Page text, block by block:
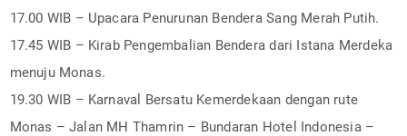
17.00 WIB – Upacara Penurunan Bendera Sang Merah Putih.
17.45 WIB – Kirab Pengembalian Bendera dari Istana Merdeka
menuju Monas.
19.30 WIB – Karnaval Bersatu Kemerdekaan dengan rute
Monas – Jalan MH Thamrin – Bundaran Hotel Indonesia –